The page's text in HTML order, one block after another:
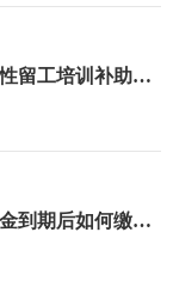
海口一次性留工培训补助要不要申请 一次性留工培训补助如何申请
海口失业金到期后怎么缴纳社保 海口失业金到期后如何缴纳社保